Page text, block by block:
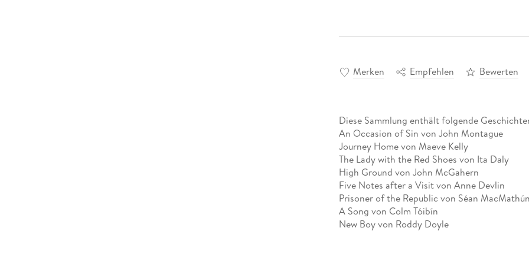
Merken Empfehlen Bewerten
Diese Sammlung enthält folgende
An Occasion of Sin von John Montague
Journey Home von Maeve Kelly
The Lady with the Red Shoes von Ita Daly
High Ground von John McGahern
Five Notes after a Visit von Anne Devlin
Prisoner of the Republic von Séan
A Song von Colm Tóibín
New Boy von Roddy Doyle